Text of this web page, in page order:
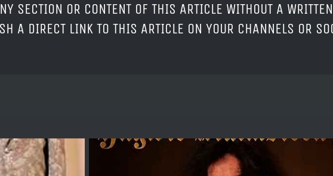
SECTION OR CONTENT OF THIS ARTICLE WITHOUT A
A DIRECT LINK TO THIS ARTICLE ON YOUR CHANNELS OR